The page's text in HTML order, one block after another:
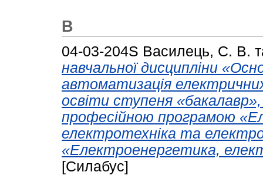
В
04-03-204S Василець, С. В.
навчальної дисципліни
автоматизація
освіти ступеня
професійною програмою
електротехніка та
«Електроенергетика,
[Силабус]